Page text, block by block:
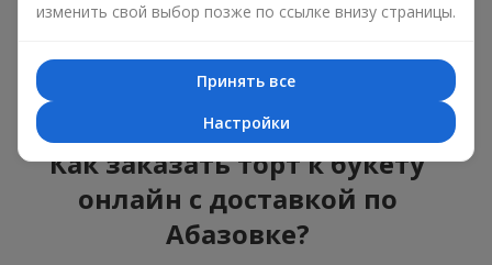
В композиции букет цветов с тортом живые растения
завершает сладкий праздничный акцент. Такой десерт с
украшениями из любимых цветов отлично смотрится и на
праздничном столе, и на фотографиях.
Как заказать торт к букету
онлайн с доставкой по
Абазовке?
изменить свой выбор позже по ссылке внизу страницы.
Принять все
Настройки